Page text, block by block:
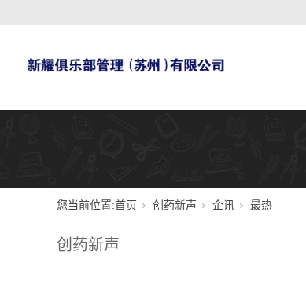
您当前位置:首页 创药新声 企讯 最热
创药新声